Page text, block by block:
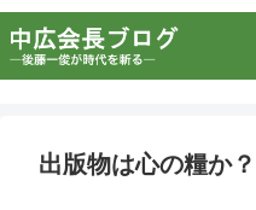
出版物は心の糧か？